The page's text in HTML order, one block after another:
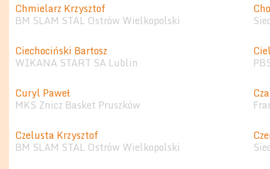
Chmielarz Krzysztof
BM SLAM STAL Ostrów Wielkopolski
Ciechociński Bartosz
WIKANA START SA Lublin
Curyl Paweł
MKS Znicz Basket Pruszków
Czelusta Krzysztof
BM SLAM STAL Ostrów Wielkopolski